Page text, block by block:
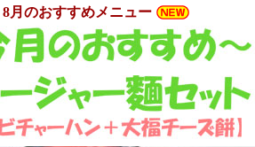
8月のおすすめメニュー